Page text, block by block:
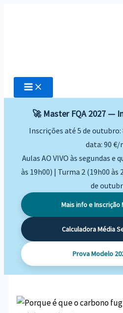
🚀 Master FQA 2027 —
Inscrições até 5 de outubro:
data: 90 €/
Aulas AO VIVO às segundas e
às 19h00) | Turma 2 (19h00 às
de
Mais info e Inscrição
Calculadora Média
Prova Modelo